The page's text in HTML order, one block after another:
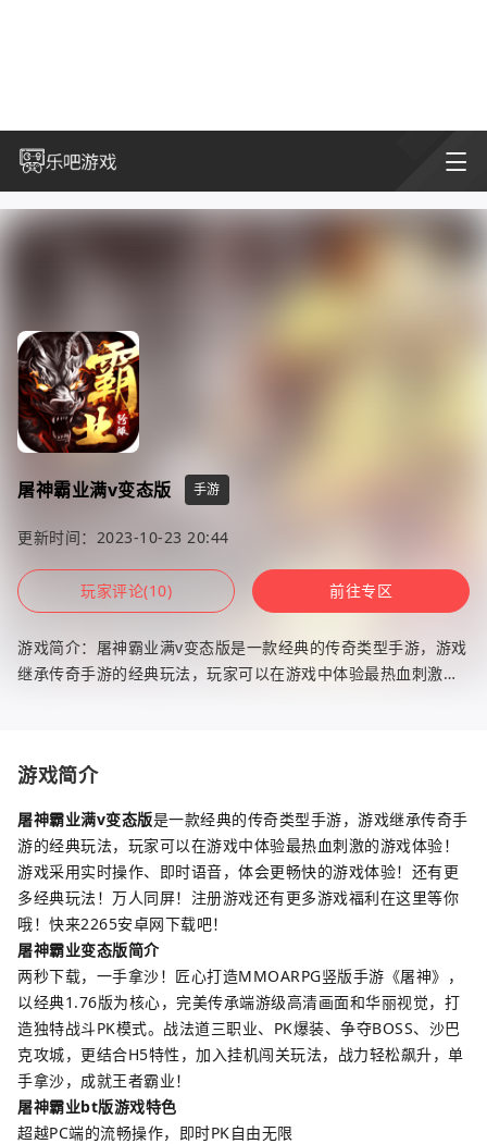
屠神霸业满v变态版 手游
更新时间：2023-10-23 20:44
玩家评论(10) 前往专区
游戏简介：屠神霸业满v变态版是一款经典的传奇类型手游，游戏
继承传奇手游的经典玩法，玩家可以在游戏中体验最热血刺激的
游戏简介
屠神霸业满v变态版是一款经典的传奇类型手游，游戏继承传奇手
游的经典玩法，玩家可以在游戏中体验最热血刺激的游戏体验！
游戏采用实时操作、即时语音，体会更畅快的游戏体验！还有更
多经典玩法！万人同屏！注册游戏还有更多游戏福利在这里等你
哦！快来2265安卓网下载吧！
屠神霸业变态版简介
两秒下载，一手拿沙！匠心打造MMOARPG竖版手游《屠神》，
以经典1.76版为核心，完美传承端游级高清画面和华丽视觉，打
造独特战斗PK模式。战法道三职业、PK爆装、争夺BOSS、沙巴
克攻城，更结合H5特性，加入挂机闯关玩法，战力轻松飙升，单
手拿沙，成就王者霸业！
屠神霸业bt版游戏特色
超越PC端的流畅操作，即时PK自由无限